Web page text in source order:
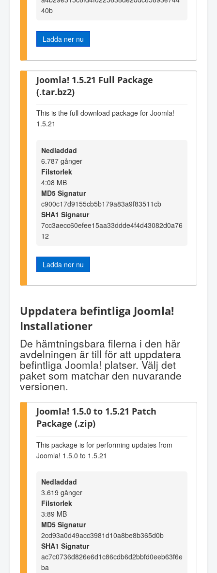
40b
Ladda ner nu
Joomla! 1.5.21 Full Package
(.tar.bz2)
This is the full download package for Joomla!
1.5.21
Nedladdad
6.787 gånger
Filstorlek
4:08 MB
MD5 Signatur
c900c17d9155cb5b179a83a9f83511cb
SHA1 Signatur
7cc3aecc60efee15aa33ddde4f4d43082d0a76
12
Ladda ner nu
Uppdatera befintliga Joomla!
Installationer
De hämtningsbara filerna i den här
avdelningen är till för att uppdatera
befintliga Joomla! platser. Välj det
paket som matchar den nuvarande
versionen.
Joomla! 1.5.0 to 1.5.21 Patch
Package (.zip)
This package is for performing updates from
Joomla! 1.5.0 to 1.5.21
Nedladdad
3.619 gånger
Filstorlek
3:89 MB
MD5 Signatur
2cd93a0d49acc3981d10a8be8b365d0b
SHA1 Signatur
ac7c0736d826e6d1c86cdb6d2bbfd0eeb63f6e
ba